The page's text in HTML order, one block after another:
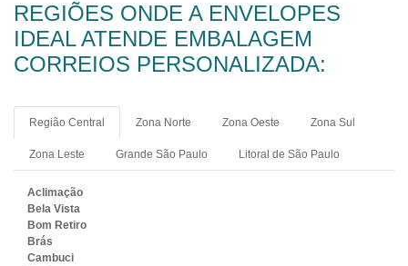
REGIÕES ONDE A ENVELOPES
IDEAL ATENDE EMBALAGEM
CORREIOS PERSONALIZADA:
Região Central Zona Norte Zona Oeste Zona Sul
Zona Leste Grande São Paulo Litoral de São Paulo
Aclimação
Bela Vista
Bom Retiro
Brás
Cambuci